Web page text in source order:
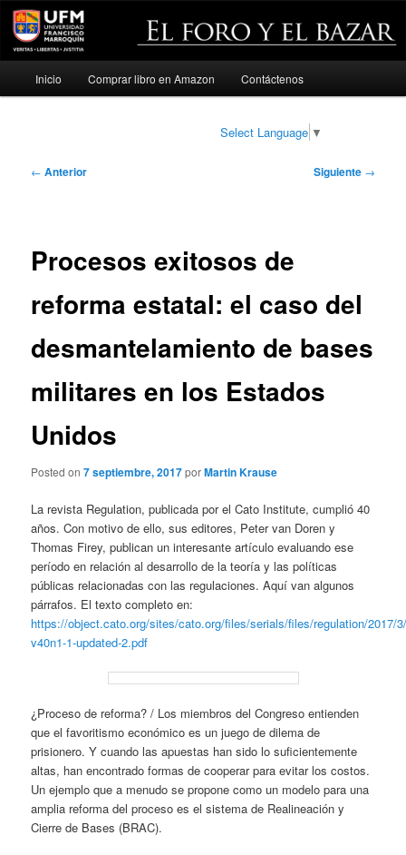
Ir
Inicio Comprar libro en Amazon Contáctenos
Select Language ▼
Navegación
← Anterior Siguiente →
Procesos exitosos de
reforma estatal: el caso del
desmantelamiento de bases
militares en los Estados
Unidos
Posted on7 septiembre, 2017porMartin Krause
La revista Regulation, publicada por el Cato Institute, cumplió 40
años. Con motivo de ello, sus editores, Peter van Doren y
Thomas Firey, publican un interesante artículo evaluando ese
período en relación al desarrollo de la teoría y las políticas
públicas relacionadas con las regulaciones. Aquí van algunos
párrafos. El texto completo en:
https://object.cato.org/sites/cato.org/files/serials/files/regulation/2017/
v40n1-1-updated-2.pdf
¿Proceso de reforma? / Los miembros del Congreso entienden
que el favoritismo económico es un juego de dilema de
prisionero. Y cuando las apuestas han sido lo suficientemente
altas, han encontrado formas de cooperar para evitar los costos.
Un ejemplo que a menudo se propone como un modelo para una
amplia reforma del proceso es el sistema de Realineación y
Cierre de Bases (BRAC).